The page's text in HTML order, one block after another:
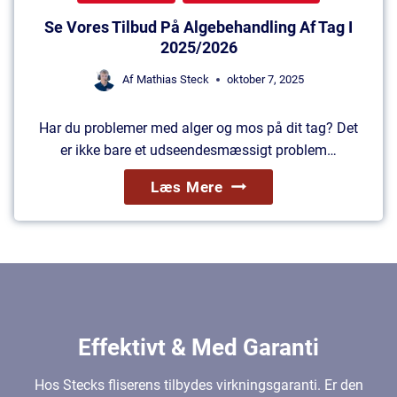
Æ
R
®
0
2
F
T
A
G
R
E
G
V
K
N
Se Vores Tilbud På Algebehandling Af Tag I
2025/2026
Af Mathias Steck oktober 7, 2025
Har du problemer med alger og mos på dit tag? Det
er ikke bare et udseendesmæssigt problem…
Læs Mere S
E
T
I
Effektivt & Med Garanti
Hos Stecks fliserens tilbydes virkningsgaranti. Er den